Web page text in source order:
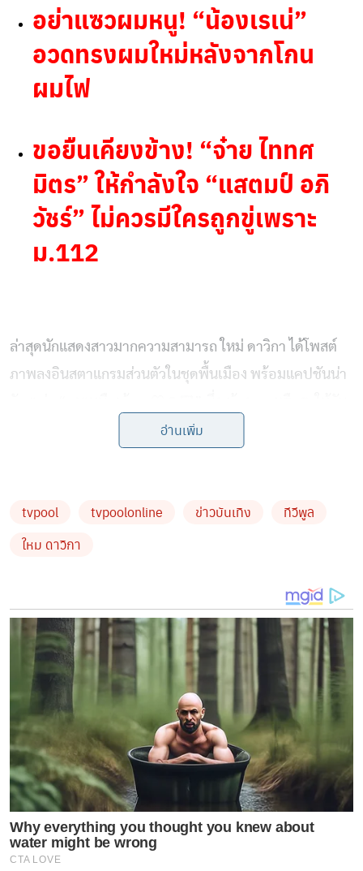
อย่าแซวผมหนู! “น้องเรเน่”
อวดทรงผมใหม่หลังจากโกน
ผมไฟ
ขอยืนเคียงข้าง! “จ๋าย ไททศ
มิตร” ให้กำลังใจ “แสตมป์ อภิ
วัชร์” ไม่ควรมีใครถูกขู่เพราะ
ม.112
ล่าสุดนักแสดงสาวมากความสามารถ ใหม่ ดาวิกา ได้โพสต์
ภาพลงอินสตาแกรมส่วนตัวในชุดพื้นเมือง พร้อมแคปชันน่า
แฟนๆเป็นอย่างมาก ทำเอาถึงขั้นต้องแห่กันคอมเมนต์ชมกัน
ที่จังหวัดเชียงใหม่ โดยทั้งคู่ร่วมกันถวายที่ดินเพื่อสร้างศูนย์
ปฏิบัติธรรม สร้างความประทับใจให้กับแฟนคลับที่ติดตาม
อ่านเพิ่ม
tvpool tvpoolonline ข่าวบันเทิง
ทีวีพูล
ใหม ดาวิกา
Why everything you thought you knew about
water might be wrong
CTA LOVE